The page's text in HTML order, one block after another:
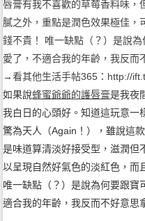
如果說蜂蜜爺爺的護唇膏是我夜
我白日的心頭好。知道這玩意一
驚為天人（Again！），雖說這
是味道算清淡好接受型，滋潤但
以呈現自然好氣色的淡紅色，而
唯一缺點（？）是說為何要跟寶
適合我的年齡，我反而不好意思